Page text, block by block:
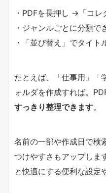
・PDFを長押し →「コレ
・ジャンルごとに分類で
・「並び替え」でタイト
たとえば、「仕事用」「
ォルダを作成すれば。
すっきり整理できます。
名前の一部や作成日で検
つけやすさもアップしま
と快適にする便利な設定